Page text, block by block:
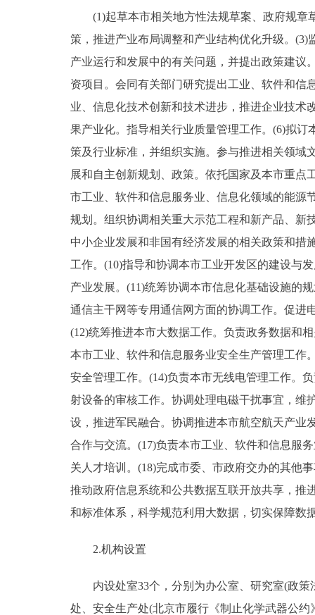
(1)起草本市相关地方性法规草案、政府规章
策，推进产业布局调整和产业结构优化升级。
产业运行和发展中的有关问题，并提出政策建议
资项目。会同有关部门研究提出工业、软件和信
业、信息化技术创新和技术进步，推进企业技术
果产业化。指导相关行业质量管理工作。(6)拟
策及行业标准，并组织实施。参与推进相关领域
展和自主创新规划、政策。依托国家及本市重点
市工业、软件和信息服务业、信息化领域的能源
规划。组织协调相关重大示范工程和新产品、新
中小企业发展和非国有经济发展的相关政策和措
工作。(10)指导和协调本市工业开发区的建设与
产业发展。(11)统筹协调本市信息化基础设施的
通信主干网等专用通信网方面的协调工作。促进
(12)统筹推进本市大数据工作。负责政务数据和
本市工业、软件和信息服务业安全生产管理工作
安全管理工作。(14)负责本市无线电管理工作。
射设备的审核工作。协调处理电磁干扰事宜，维
设，推进军民融合。协调推进本市航空航天产业
合作与交流。(17)负责本市工业、软件和信息服
关人才培训。(18)完成市委、市政府交办的其他
推动政府信息系统和公共数据互联开放共享，推
和标准体系，科学规范利用大数据，切实保障数
2.机构设置
内设处室33个，分别为办公室、研究室(政策
处、安全生产处(北京市履行《制止化学武器公